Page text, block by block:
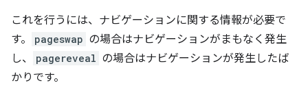
これを行うには、ナビゲーションに関する情報が必要で
す。
pageswap の場合はナビゲーションがまもなく発生
し、
pagereveal の場合はナビゲーションが発生したば
かりです。